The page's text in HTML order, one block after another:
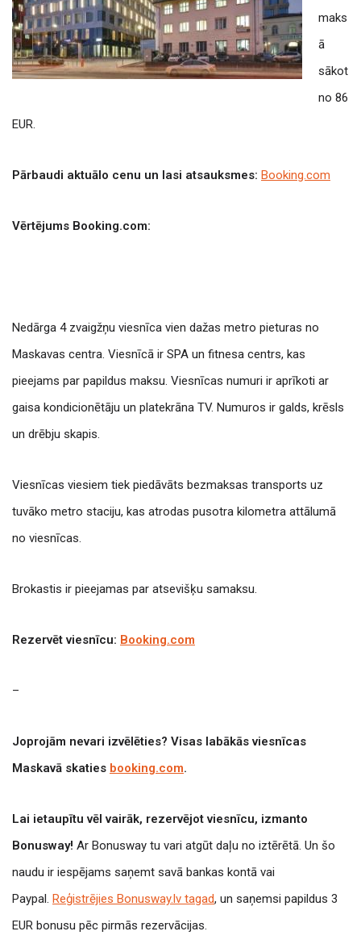
maks
ā
sākot
no 86
EUR.
Pārbaudi aktuālo cenu un lasi atsauksmes: Booking.com
Vērtējums Booking.com:
Nedārga 4 zvaigžņu viesnīca vien dažas metro pieturas no
Maskavas centra. Viesnīcā ir SPA un fitnesa centrs, kas
pieejams par papildus maksu. Viesnīcas numuri ir aprīkoti ar
gaisa kondicionētāju un platekrāna TV. Numuros ir galds, krēsls
un drēbju skapis.
Viesnīcas viesiem tiek piedāvāts bezmaksas transports uz
tuvāko metro staciju, kas atrodas pusotra kilometra attālumā
no viesnīcas.
Brokastis ir pieejamas par atsevišķu samaksu.
Rezervēt viesnīcu: Booking.com
–
Joprojām nevari izvēlēties? Visas labākās viesnīcas
Maskavā skaties booking.com.
Lai ietaupītu vēl vairāk, rezervējot viesnīcu, izmanto
Bonusway! Ar Bonusway tu vari atgūt daļu no iztērētā. Un šo
naudu ir iespējams saņemt savā bankas kontā vai
Paypal. Reģistrējies Bonusway.lv tagad, un saņemsi papildus 3
EUR bonusu pēc pirmās rezervācijas.